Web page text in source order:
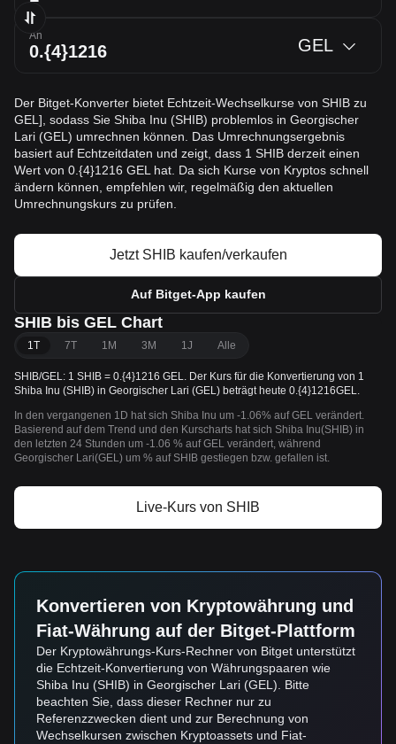
An GEL
Der Bitget-Konverter bietet Echtzeit-Wechselkurse von SHIB zu
GEL], sodass Sie Shiba Inu (SHIB) problemlos in Georgischer
Lari (GEL) umrechnen können. Das Umrechnungsergebnis
basiert auf Echtzeitdaten und zeigt, dass 1 SHIB derzeit einen
Wert von 0.{4}1216 GEL hat. Da sich Kurse von Kryptos schnell
ändern können, empfehlen wir, regelmäßig den aktuellen
Umrechnungskurs zu prüfen.
Jetzt SHIB kaufen/verkaufen
Auf Bitget-App kaufen
SHIB bis GEL Chart
1T 7T 1M 3M 1J Alle
SHIB/GEL: 1 SHIB = 0.{4}1216 GEL. Der Kurs für die Konvertierung von 1
Shiba Inu (SHIB) in Georgischer Lari (GEL) beträgt heute 0.{4}1216GEL.
In den vergangenen 1D hat sich Shiba Inu um -1.06% auf GEL verändert.
Basierend auf dem Trend und den Kurscharts hat sich Shiba Inu(SHIB) in
den letzten 24 Stunden um -1.06 % auf GEL verändert, während
Georgischer Lari(GEL) um % auf SHIB gestiegen bzw. gefallen ist.
Live-Kurs von SHIB
Konvertieren von Kryptowährung und
Fiat-Währung auf der Bitget-Plattform
Der Kryptowährungs-Kurs-Rechner von Bitget unterstützt
die Echtzeit-Konvertierung von Währungspaaren wie
Shiba Inu (SHIB) in Georgischer Lari (GEL). Bitte
beachten Sie, dass dieser Rechner nur zu
Referenzzwecken dient und zur Berechnung von
Wechselkursen zwischen Kryptoassets und Fiat-